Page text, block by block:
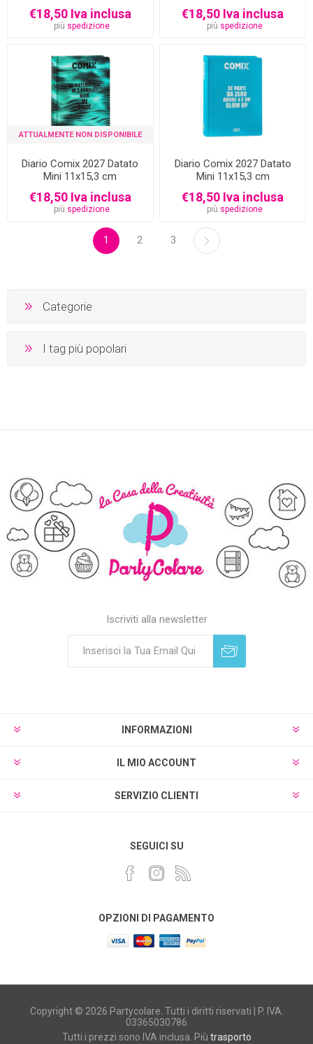
€18,50 Iva inclusa
più spedizione
€18,50 Iva inclusa
più spedizione
ATTUALMENTE NON DISPONIBILE
Diario Comix 2027 Datato
Mini 11x15,3 cm
€18,50 Iva inclusa
più spedizione
Diario Comix 2027 Datato
Mini 11x15,3 cm
€18,50 Iva inclusa
più spedizione
1 2 3
Categorie
I tag più popolari
Iscriviti alla newsletter
INFORMAZIONI
IL MIO ACCOUNT
SERVIZIO CLIENTI
SEGUICI SU
OPZIONI DI PAGAMENTO
Copyright © 2026 Partycolare. Tutti i diritti riservati | P. IVA.
03365030786
Tutti i prezzi sono IVA inclusa. Più trasporto